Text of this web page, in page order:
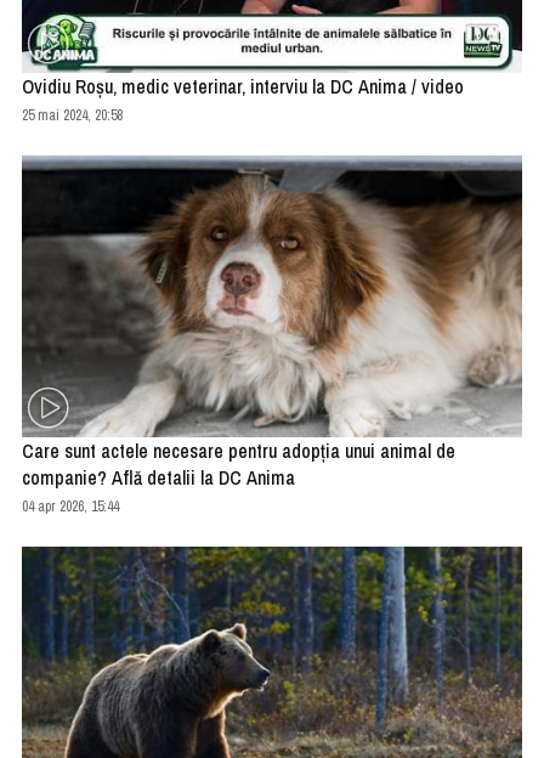
Ovidiu Roșu, medic veterinar, interviu la DC Anima / video
25 mai 2024, 20:58
Care sunt actele necesare pentru adopția unui animal de
companie? Află detalii la DC Anima
04 apr 2026, 15:44